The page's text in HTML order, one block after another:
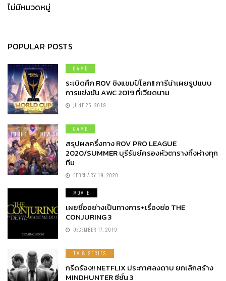
ไม่มีหมวดหมู่
POPULAR POSTS
GAME
ระเบิดศึก ROV ชิงแชมป์โลก!! การีน่าเผยรูปแบบ
การแข่งขัน AWC 2019 ที่เวียดนาม
JUNE 26, 2019
GAME
สรุปผลครึ่งทาง ROV PRO LEAGUE
2020/SUMMER บุรีรัมย์ครองหัวตารางทิ้งห่างทุก
ทีม
FEBRUARY 19, 2020
MOVIE
เผยชื่ออย่างเป็นทางการ+เรื่องย่อ THE
CONJURING 3
DECEMBER 17, 2019
TV & SERIES
กรีดร้อง!! NETFLIX ประกาศลงดาบ ยกเลิกสร้าง
MINDHUNTER ซีซั่น 3